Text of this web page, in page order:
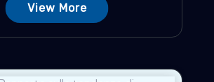
View More